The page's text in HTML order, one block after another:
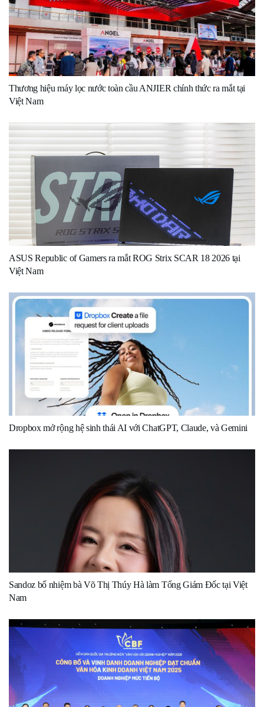
Thương hiệu máy lọc nước toàn cầu ANJIER chính thức ra mắt tại
Việt Nam
ASUS Republic of Gamers ra mắt ROG Strix SCAR 18 2026 tại
Việt Nam
Dropbox mở rộng hệ sinh thái AI với ChatGPT, Claude, và Gemini
Sandoz bổ nhiệm bà Võ Thị Thúy Hà làm Tổng Giám Đốc tại Việt
Nam